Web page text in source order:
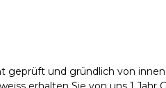
geprüft und gründlich von